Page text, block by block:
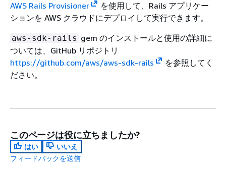
AWS Rails Provisioner
を使用して、Rails アプリケー
ションを AWS クラウドにデプロイして実行できます。
aws-sdk-rails gem のインストールと使用の詳細に
ついては、GitHub リポジトリ
https://github.com/aws/aws-sdk-rails
を参照してく
ださい。
このページは役に立ちましたか?
はい
いいえ
フィードバックを送信